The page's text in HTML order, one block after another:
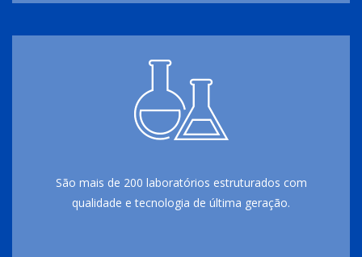
São mais de 200 laboratórios estruturados com
qualidade e tecnologia de última geração.